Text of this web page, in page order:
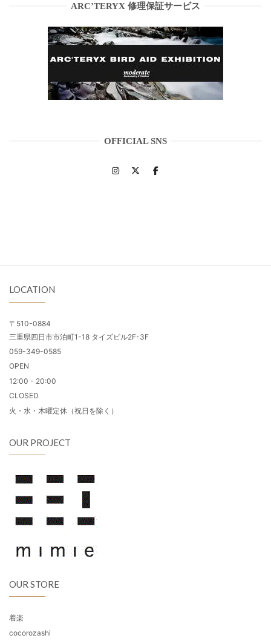
ARC’TERYX 修理保証サービス
OFFICIAL SNS
LOCATION
〒510-0884
三重県四日市市泊町1-18 タイズビル2F-3F
059-349-0585
OPEN
12:00 - 20:00
CLOSED
火・水・木曜定休（祝日を除く）
OUR PROJECT
OUR STORE
着楽
cocorozashi